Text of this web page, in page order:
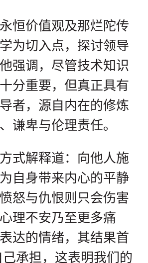
恒价值观及那烂陀传
为切入点，探讨领导
强调，尽管技术知识
分重要，但真正具有
者，源自内在的修炼
卑与伦理责任。
式解释道：向他人施
自身带来内心的平静
怒与仇恨则只会伤害
理不安乃至更多痛
达的情绪，其结果首
承担，这表明我们的